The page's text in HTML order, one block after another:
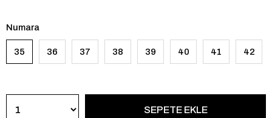
Numara
35 36 37 38 39 40 41 42